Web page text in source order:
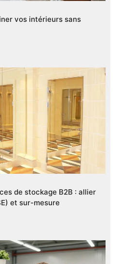
vos intérieurs sans
de stockage B2B : allier
et sur-mesure